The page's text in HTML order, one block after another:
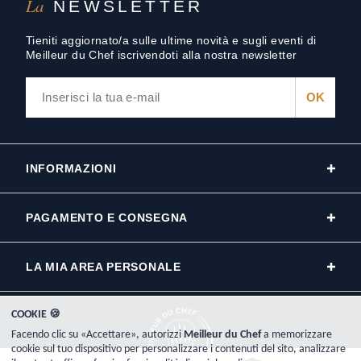
La NEWSLETTER
Tieniti aggiornato/a sulle ultime novità e sugli eventi di
Meilleur du Chef iscrivendoti alla nostra newsletter
INFORMAZIONI
PAGAMENTO E CONSEGNA
LA MIA AREA PERSONALE
COOKIE 🍪
Facendo clic su «Accettare», autorizzi Meilleur du Chefa memorizzare
cookie sul tuo dispositivo per personalizzare i contenuti del sito, analizzare